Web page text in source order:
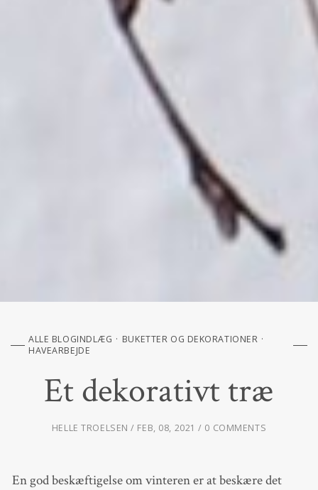
ALLE BLOGINDLÆG
BUKETTER OG DEKORATIONER
HAVEARBEJDE
Et dekorativt træ
HELLE TROELSEN FEB, 08, 2021 0 COMMENTS
En god beskæftigelse om vinteren er at beskære det